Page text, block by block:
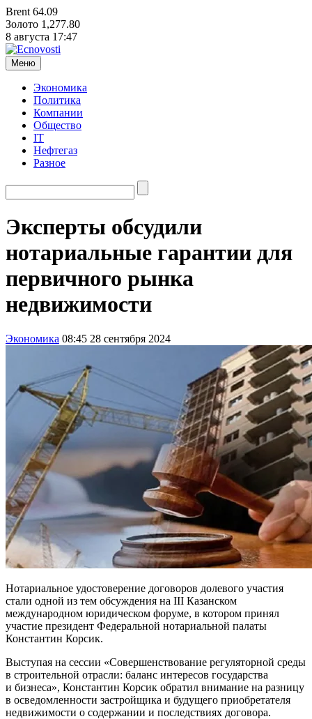
Brent 64.09
Золото 1,277.80
8 августа 17:47
Меню
Экономика
Политика
Компании
Общество
IT
Нефтегаз
Разное
Эксперты обсудили
нотариальные гарантии для
первичного рынка
недвижимости
Экономика 08:45 28 сентября 2024
Нотариальное удостоверение договоров долевого участия
стали одной из тем обсуждения на III Казанском
международном юридическом форуме, в котором принял
участие президент Федеральной нотариальной палаты
Константин Корсик.
Выступая на сессии «Совершенствование регуляторной среды
в строительной отрасли: баланс интересов государства
и бизнеса», Константин Корсик обратил внимание на разницу
в осведомленности застройщика и будущего приобретателя
недвижимости о содержании и последствиях договора.